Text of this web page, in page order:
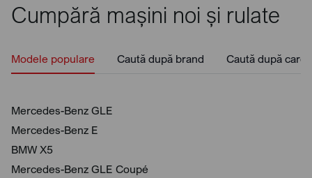
Cumpără mașini noi și rulate
Modele populare Caută după brand Caută după
Mercedes-Benz GLE
Mercedes-Benz E
BMW X5
Mercedes-Benz GLE Coupé